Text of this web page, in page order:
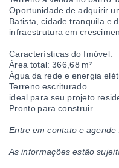
Oportunidade de adquirir
Batista, cidade tranquila e
infraestrutura em
Características do Imóvel:
Área total: 366,68 m²
Água da rede e energia
Terreno escriturado
ideal para seu projeto
Pronto para construir
Entre em contato e agende
As informações estão